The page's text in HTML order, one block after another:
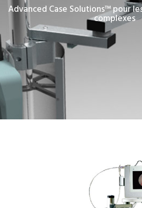
Advanced Case Solutions™ pour
complexes